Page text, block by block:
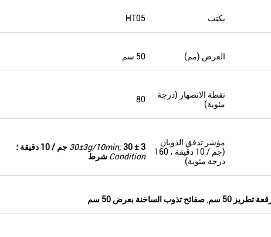
يكتب HT05
العرض (مم) 50 سم
نقطة الانصهار (درجة
مئوية)
80
مؤشر تدفق الذوبان
(جم / 10 دقيقة ، 160
درجة مئوية)
30±3g/10min;30 ± 3 جم / 10 دقيقة ؛
Condition شرط
تطريز 50 سم صفائح تذوب الساخنة بعرض 50 سم